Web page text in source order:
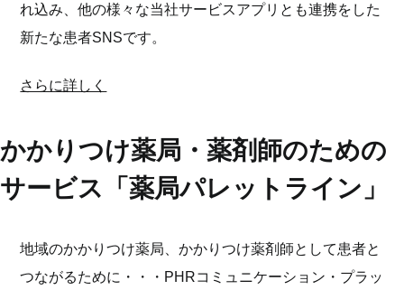
れ込み、他の様々な当社サービスアプリとも連携をした
新たな患者SNSです。
さらに詳しく
かかりつけ薬局・薬剤師のための
サービス「薬局パレットライン」
地域のかかりつけ薬局、かかりつけ薬剤師として患者と
つながるために・・・PHRコミュニケーション・プラッ